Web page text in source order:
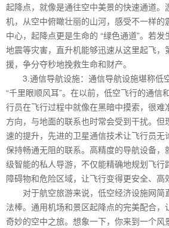
起降点，就像是通往空中美景的快速通道。
机，从空中俯瞰壮丽的山河，感受不一样的
中心，起降点更是生命的 “绿色通道”。若发
地震等灾害，直升机能够迅速从这里起飞，
援，争分夺秒地挽救生命和财产。
3.通信导航设施：通信导航设施堪称低
“千里眼顺风耳”。在以前，低空飞行的通信
行员在飞行过程中就像在黑暗中摸索，很难
方向，与地面的联系也时常会受到干扰。
速的提升，先进的卫星通信技术让飞行员无
保持畅通无阻的联系。高精度的导航设备，
级智能的私人导游，不仅能精确地规划飞行
障碍物和危险区域，让飞行变得更安全、高
对于航空旅游来说，低空经济设施网简
法棒。通用机场和景区起降点的完美配合，
奇妙的空中之旅。想象一下，你来到一个风